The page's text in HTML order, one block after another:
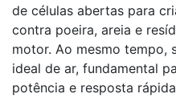
de células abertas para
contra poeira, areia e
motor. Ao mesmo tempo,
ideal de ar, fundamental
potência e resposta